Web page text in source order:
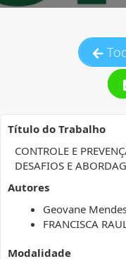
Título do Trabalho
CONTROLE E
DESAFIOS E
Autores
Geovane
FRANCISCA
Modalidade